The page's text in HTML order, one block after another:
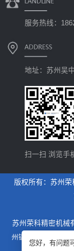
服务热线：
地址：苏州吴
扫一扫 浏览手
版权所有：苏州荣
苏州荣科精密机械
州钣金加工
，是一
您好，有问题